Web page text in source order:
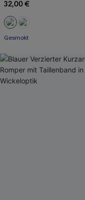
32,00 €
Gesmokt